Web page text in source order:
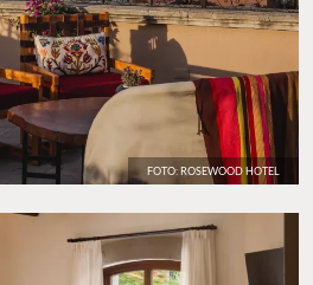
FOTO: ROSEWOOD HOTEL